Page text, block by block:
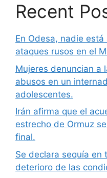
Recent
En Odesa, nadie
ataques rusos en el
Mujeres denuncian a
abusos en un
adolescentes.
Irán afirma que el
estrecho de Ormuz
final.
Se declara sequía en
deterioro de las